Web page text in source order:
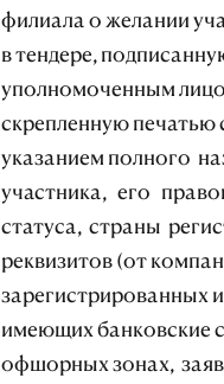
филиала о желании
в тендере,
уполномоченным
скрепленную печатью
указанием полного
участника, его
статуса, страны
реквизитов (от
зарегистрированных
имеющих банковские
офшорных зонах,